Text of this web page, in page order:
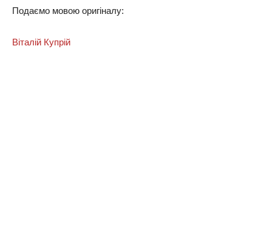
Подаємо мовою оригіналу:
Віталій Купрій